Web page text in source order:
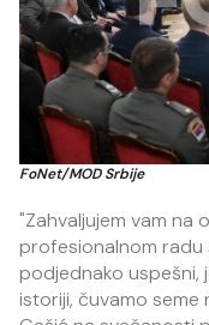
FoNet/MOD Srbije
"Zahvaljujem vam na
profesionalnom radu
podjednako uspešni,
istoriji, čuvamo seme